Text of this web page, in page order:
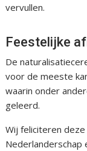
vervullen.
Feestelijke
De
voor de meeste
waarin onder
geleerd.
Wij feliciteren
Nederlanderschap